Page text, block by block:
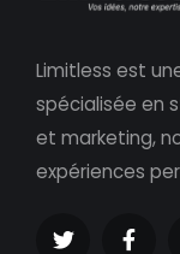
Limitless est
spécialisée en
et marketing,
expériences